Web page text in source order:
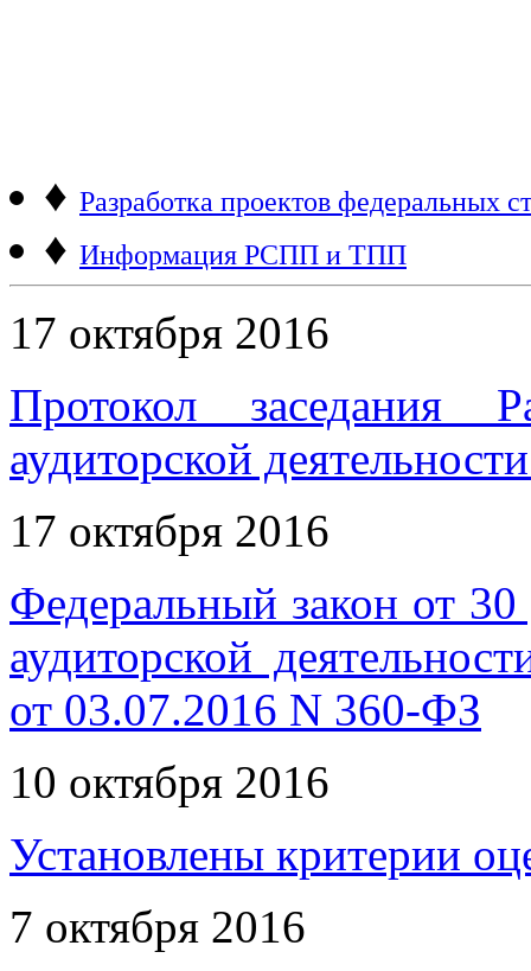
♦ Разработка проектов федеральных
♦ Информация РСПП и ТПП
17 октября 2016
Протокол заседания
аудиторской
17 октября 2016
Федеральный закон от
аудиторской
от 03.07.2016 N 360-ФЗ
10 октября 2016
Установлены критерии
7 октября 2016